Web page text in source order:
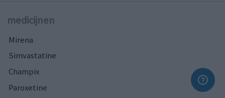
medicijnen
Mirena
Simvastatine
Champix
Paroxetine